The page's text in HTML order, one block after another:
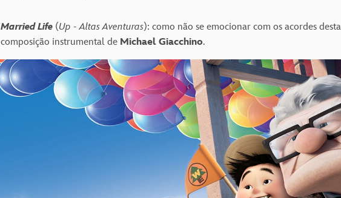
Married Life (Up - Altas Aventuras): como não se emocionar com os acordes desta
composição instrumental de Michael Giacchino.